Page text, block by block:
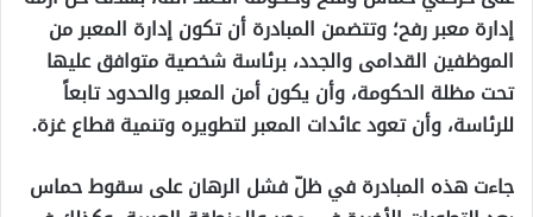
إدارة معبر رفح؛ وتتضمن المبادرة أن تكون إدارة المعبر من
الموظفين القدامى والجدد، برئاسة شخصية متوافق عليها
تحت مظلة الحكومة، وأن يكون أمن المعبر والحدود تابعاً
للرئاسة، وأن تعود عائدات المعبر لتطويره وتنمية قطاع غزة.
جاءت هذه المبادرة في ظلّ فشل الرهان على سقوط حماس